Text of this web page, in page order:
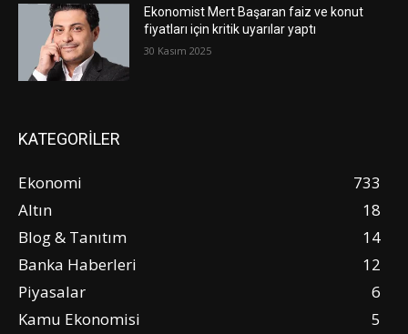
Ekonomist Mert Başaran faiz ve konut
fiyatları için kritik uyarılar yaptı
30 Kasım 2025
KATEGORİLER
Ekonomi
733
Altın
18
Blog & Tanıtım
14
Banka Haberleri
12
Piyasalar
6
Kamu Ekonomisi
5